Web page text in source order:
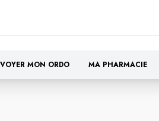
MON ORDO MA PHARMACIE